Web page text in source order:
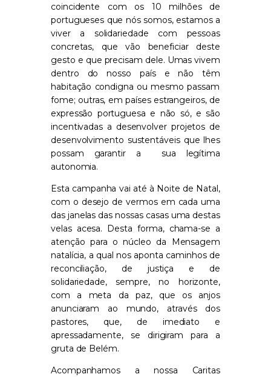
coincidente com os 10 milhões de
portugueses que nós somos, estamos a
viver a solidariedade com pessoas
concretas, quevão beneficiardeste
gesto e que precisam dele. Umas vivem
dentro do nosso país enão têm
habitação condigna oumesmopassam
fome; outras, em países estrangeiros,de
expressão portuguesa e não só,e são
incentivadas a desenvolver projetos de
desenvolvimento sustentáveisque lhes
possam garantir a sua legítima
autonomia.
Esta campanha vai até à Noite de Natal,
com o desejo de vermos em cada uma
das janelas das nossas casas uma destas
velas acesa. Desta forma, chama-se a
atenção para o núcleo da Mensagem
natalícia, a qual nos aponta caminhos de
reconciliação, de justiça e de
solidariedade,sempre, no horizonte,
com a meta da paz,
que os anjos
anunciaram ao mundo, através
dos
pastores, que, de imediato e
apressadamente,se dirigiram para a
gruta de Belém.
Acompanhamos a nossa Caritas